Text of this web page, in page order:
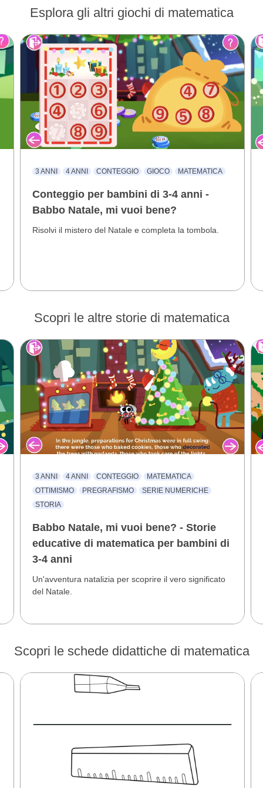
Esplora gli altri giochi di matematica
3 ANNI 4 ANNI CONTEGGIO GIOCO MATEMATICA
Conteggio per bambini di 3-4 anni -
Babbo Natale, mi vuoi bene?
Risolvi il mistero del Natale e completa la tombola.
Scopri le altre storie di matematica
3 ANNI 4 ANNI CONTEGGIO
MATEMATICA
OTTIMISMO
PREGRAFISMO
SERIE NUMERICHE
STORIA
Babbo Natale, mi vuoi bene? - Storie
educative di matematica per bambini di
3-4 anni
Un'avventura natalizia per scoprire il vero significato
del Natale.
Scopri le schede didattiche di matematica